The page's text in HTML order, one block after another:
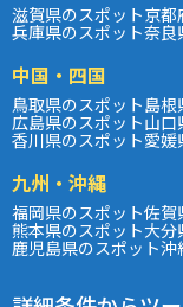
滋賀県のスポット京都
兵庫県のスポット奈良
中国・四国
鳥取県のスポット島根
広島県のスポット山口
香川県のスポット愛媛
九州・沖縄
福岡県のスポット佐賀
熊本県のスポット大分
鹿児島県のスポット沖